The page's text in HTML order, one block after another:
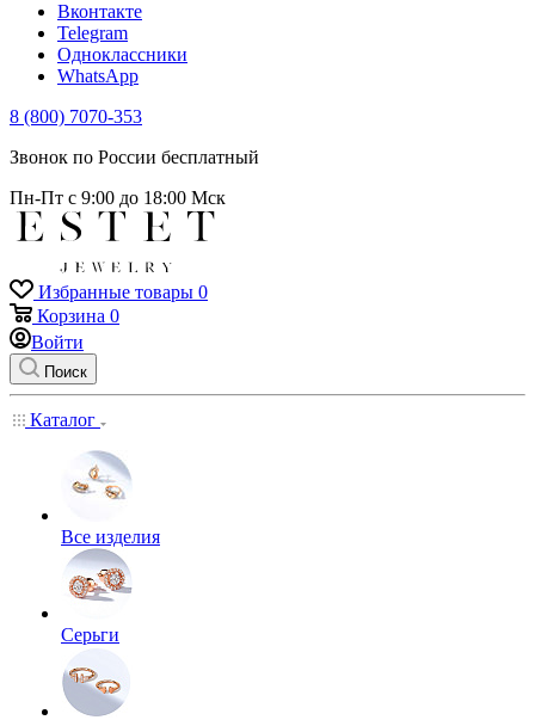
Вконтакте
Telegram
Одноклассники
WhatsApp
8 (800) 7070-353
Звонок по России бесплатный
Пн-Пт с 9:00 до 18:00 Мск
Избранные товары 0
Корзина 0
Войти
Поиск
Каталог
Все изделия
Серьги